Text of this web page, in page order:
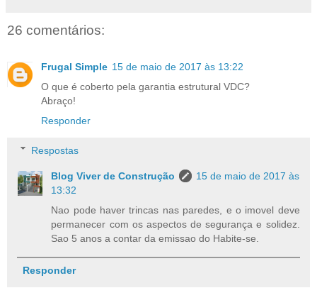
26 comentários:
Frugal Simple 15 de maio de 2017 às 13:22
O que é coberto pela garantia estrutural VDC?
Abraço!
Responder
Respostas
Blog Viver de Construção
15 de maio de 2017 às
13:32
Nao pode haver trincas nas paredes, e o imovel deve
permanecer com os aspectos de segurança e solidez.
Sao 5 anos a contar da emissao do Habite-se.
Responder